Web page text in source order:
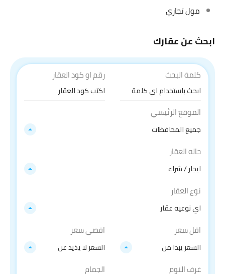
مول تجاري
ابحث عن عقارك
كلمة البحث رقم او كود العقار
الموقع الرئيسي
جميع المحافظات
حاله العقار
ايجار / شراء
نوع العقار
اي نوعيه عقار
اقل سعر
السعر يبدا من
اقصي سعر
السعر لا يذيد عن
غرف النوم الجمام